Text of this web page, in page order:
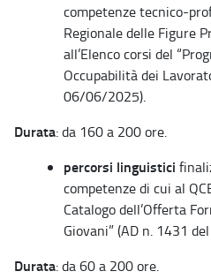
competenze tecnico-
Regionale delle Figure
all’Elenco corsi del
Occupabilità dei
06/06/2025).
Durata: da 160 a 200 ore.
percorsi linguistici
competenze di cui al
Catalogo dell’Offerta
Giovani” (AD n. 1431
Durata: da 60 a 200 ore.